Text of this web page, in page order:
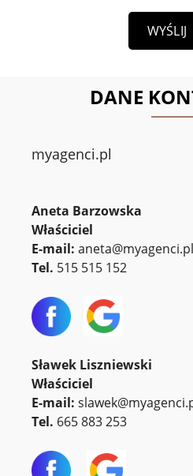
DANE
myagenci.pl
Aneta Barzowska
Właściciel
E-mail: aneta@myagenci.pl
Tel. 515 515 152
Sławek Liszniewski
Właściciel
E-mail:
Tel. 665 883 253